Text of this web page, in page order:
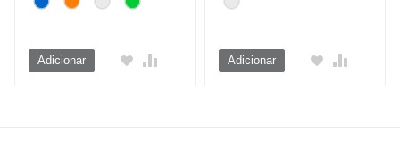
Adicionar Adicionar